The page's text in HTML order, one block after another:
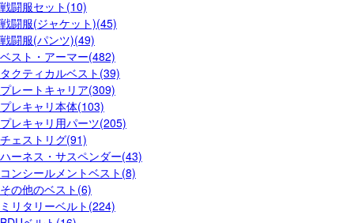
戦闘服セット(10)
戦闘服(ジャケット)(45)
戦闘服(パンツ)(49)
ベスト・アーマー(482)
タクティカルベスト(39)
プレートキャリア(309)
プレキャリ本体(103)
プレキャリ用パーツ(205)
チェストリグ(91)
ハーネス・サスペンダー(43)
コンシールメントベスト(8)
その他のベスト(6)
ミリタリーベルト(224)